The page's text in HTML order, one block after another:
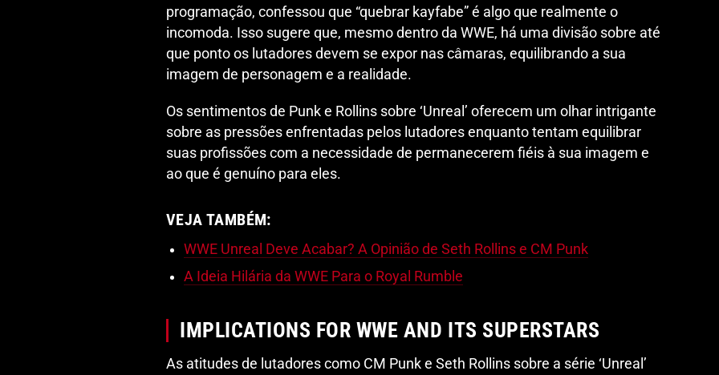
programação, confessou que “quebrar kayfabe” é algo que realmente o
incomoda. Isso sugere que, mesmo dentro da WWE, há uma divisão sobre até
que ponto os lutadores devem se expor nas câmaras, equilibrando a sua
imagem de personagem e a realidade.
Os sentimentos de Punk e Rollins sobre ‘Unreal’ oferecem um olhar intrigante
sobre as pressões enfrentadas pelos lutadores enquanto tentam equilibrar
suas profissões com a necessidade de permanecerem fiéis à sua imagem e
ao que é genuíno para eles.
VEJA TAMBÉM:
WWE Unreal Deve Acabar? A Opinião de Seth Rollins e CM Punk
A Ideia Hilária da WWE Para o Royal Rumble
IMPLICATIONS FOR WWE AND ITS SUPERSTARS
As atitudes de lutadores como CM Punk e Seth Rollins sobre a série ‘Unreal’